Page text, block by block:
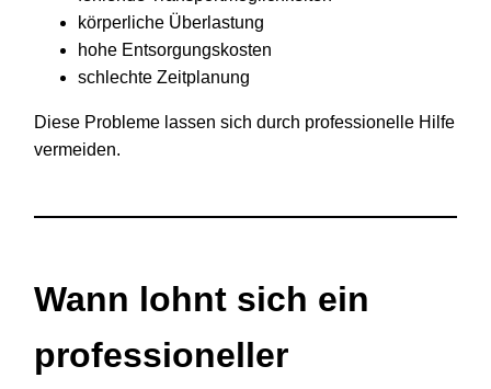
körperliche Überlastung
hohe Entsorgungskosten
schlechte Zeitplanung
Diese Probleme lassen sich durch professionelle Hilfe
vermeiden.
Wann lohnt sich ein
professioneller